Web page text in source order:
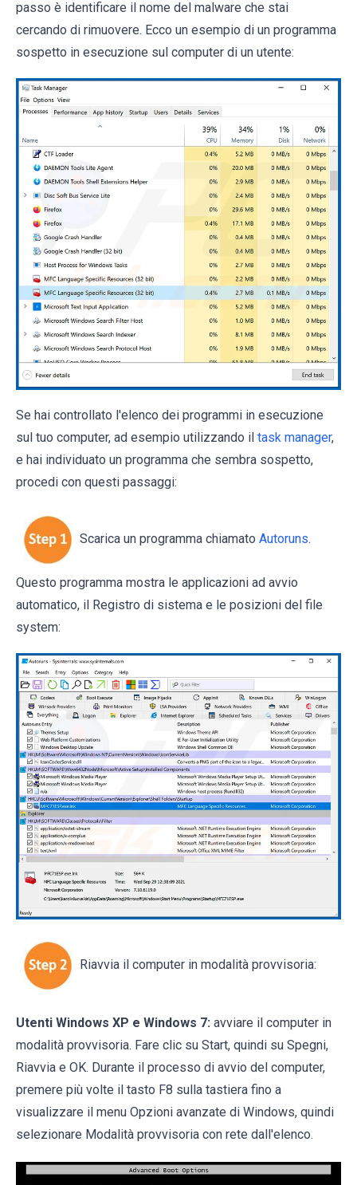
passo è identificare il nome del malware che stai
cercando di rimuovere. Ecco un esempio di un programma
sospetto in esecuzione sul computer di un utente:
Se hai controllato l'elenco dei programmi in esecuzione
sul tuo computer, ad esempio utilizzando il task manager,
e hai individuato un programma che sembra sospetto,
procedi con questi passaggi:
Scarica un programma chiamato Autoruns.
Questo programma mostra le applicazioni ad avvio
automatico, il Registro di sistema e le posizioni del file
system:
Riavvia il computer in modalità provvisoria:
Utenti Windows XP e Windows 7: avviare il computer in
modalità provvisoria. Fare clic su Start, quindi su Spegni,
Riavvia e OK. Durante il processo di avvio del computer,
premere più volte il tasto F8 sulla tastiera fino a
visualizzare il menu Opzioni avanzate di Windows, quindi
selezionare Modalità provvisoria con rete dall'elenco.